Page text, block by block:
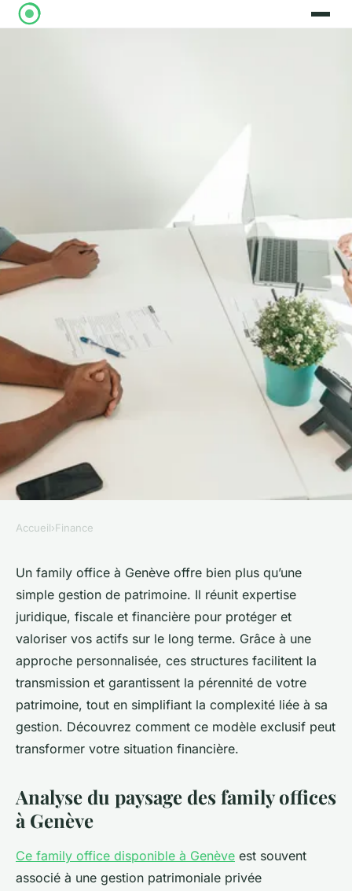
Découvrez comment un family
office à Genève peut
transformer votre patrimoine
William•12 septembre 2025 •4 min de lecture
Accueil›Finance
Un family office à Genève offre bien plus qu’une
simple gestion de patrimoine. Il réunit expertise
juridique, fiscale et financière pour protéger et
valoriser vos actifs sur le long terme. Grâce à une
approche personnalisée, ces structures facilitent la
transmission et garantissent la pérennité de votre
patrimoine, tout en simplifiant la complexité liée à sa
gestion. Découvrez comment ce modèle exclusif peut
transformer votre situation financière.
Analyse du paysage des family offices
à Genève
Ce family office disponible à Genève est souvent
associé à une gestion patrimoniale privée